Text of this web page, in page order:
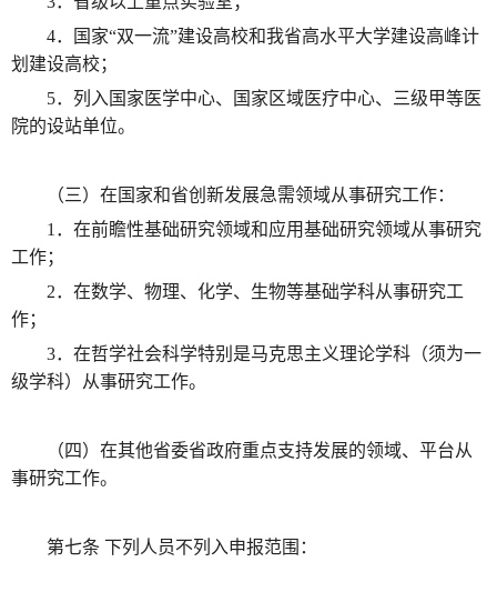
4．国家“双一流”建设高校和我省高水平大学建设高峰计
划建设高校；
5．列入国家医学中心、国家区域医疗中心、三级甲等医
院的设站单位。
（三）在国家和省创新发展急需领域从事研究工作：
1．在前瞻性基础研究领域和应用基础研究领域从事研究
工作；
2．在数学、物理、化学、生物等基础学科从事研究工
作；
3．在哲学社会科学特别是马克思主义理论学科（须为一
级学科）从事研究工作。
（四）在其他省委省政府重点支持发展的领域、平台从
事研究工作。
第七条 下列人员不列入申报范围：